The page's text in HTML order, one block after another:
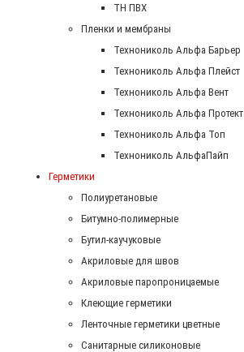
ТН ПВХ
Пленки и мембраны
Технониколь Альфа Барьер
Технониколь Альфа Плейст
Технониколь Альфа Вент
Технониколь Альфа Протект
Технониколь Альфа Топ
Технониколь АльфаПайп
Герметики
Полиуретановые
Битумно-полимерные
Бутил-каучуковые
Акриловые для швов
Акриловые паропроницаемые
Клеющие герметики
Ленточные герметики цветные
Санитарные силиконовые